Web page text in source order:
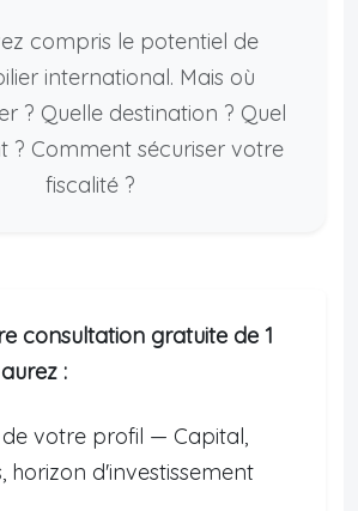
compris le potentiel de
international. Mais où
? Quelle destination ? Quel
? Comment sécuriser votre
fiscalité ?
consultation gratuite de 1
:
votre profil — Capital,
horizon d'investissement